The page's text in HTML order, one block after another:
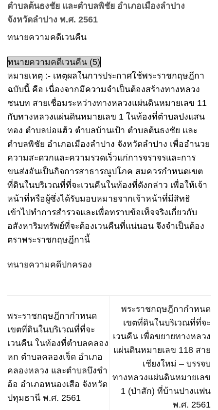
ตำบลต้นธงชัย และตำบลพิชัย อำเภอเมืองลำปาง
จังหวัดลำปาง พ.ศ. 2561
ทนายความคดีเวนคืน
ทนายความคดีเวนคืน (5)
หมายเหตุ :- เหตุผลในการประกาศใช้พระราชกฤษฎีกา
ฉบับนี้ คือ เนื่องจากมีความจำเป็นต้องสร้างทางหลวง
ชนบท สายเชื่อมระหว่างทางหลวงแผ่นดินหมายเลข 11
กับทางหลวงแผ่นดินหมายเลข 1 ในท้องที่ตำบลปงแสน
ทอง ตำบลบ่อแฮ้ว ตำบลบ้านเป้า ตำบลต้นธงชัย และ
ตำบลพิชัย อำเภอเมืองลำปาง จังหวัดลำปาง เพื่ออำนวย
ความสะดวกและความรวดเร็วแก่การจราจรและการ
ขนส่งอันเป็นกิจการสาธารณูปโภค สมควรกำหนดเขต
ที่ดินในบริเวณที่ที่จะเวนคืนในท้องที่ดังกล่าว เพื่อให้เจ้า
หน้าที่หรือผู้ซึ่งได้รับมอบหมายจากเจ้าหน้าที่มีสิทธิ
เข้าไปทำการสำรวจและเพื่อทราบข้อเท็จจริงเกี่ยวกับ
อสังหาริมทรัพย์ที่จะต้องเวนคืนที่แน่นอน จึงจำเป็นต้อง
ตราพระราชกฤษฎีกานี้
ทนายความคดีปกครอง
พระราชกฤษฎีกากำหนด
เขตที่ดินในบริเวณที่ที่จะ
เวนคืน ในท้องที่ตำบลคลอง
หก ตำบลคลองเจ็ด อำเภอ
คลองหลวง และตำบลบึงชำ
อ้อ อำเภอหนองเสือ จังหวัด
ปทุมธานี พ.ศ. 2561
พระราชกฤษฎีกากำหนด
เขตที่ดินในบริเวณที่ที่จะ
เวนคืน เพื่อขยายทางหลวง
แผ่นดินหมายเลข 118 สาย
เชียงใหม่ – บรรจบ
ทางหลวงแผ่นดินหมายเลข
1 (ป่าสัก) ที่บ้านปางแฟน
พ.ศ. 2561